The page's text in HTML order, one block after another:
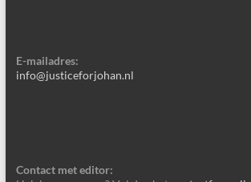
E-mailadres:
info@justiceforjohan.nl
Contact met editor: